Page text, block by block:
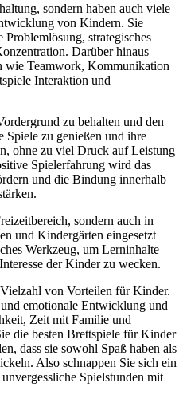
sondern haben auch viele
von Kindern. Sie
strategisches
Darüber hinaus
wie Teamwork, Kommunikation
Interaktion und
zu behalten und den
Spiele zu genießen und ihre
ohne zu viel Druck auf Leistung
Spielerfahrung wird das
und die Bindung innerhalb
sondern auch in
und Kindergärten eingesetzt
Werkzeug, um Lerninhalte
der Kinder zu wecken.
von Vorteilen für Kinder.
emotionale Entwicklung und
Zeit mit Familie und
die besten Brettspiele für Kinder
dass sie sowohl Spaß haben als
Also schnappen Sie sich ein
Spielstunden mit